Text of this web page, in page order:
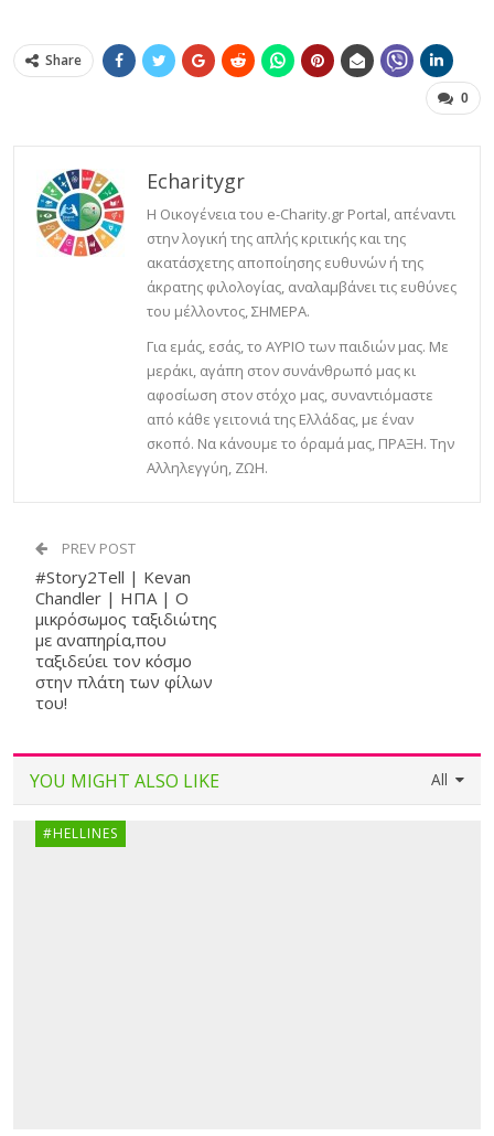
Share
0
Echaritygr
Η Οικογένεια του e-Charity.gr Portal, απέναντι
στην λογική της απλής κριτικής και της
ακατάσχετης αποποίησης ευθυνών ή της
άκρατης φιλολογίας, αναλαμβάνει τις ευθύνες
του μέλλοντος, ΣΗΜΕΡΑ.
Για εμάς, εσάς, το ΑΥΡΙΟ των παιδιών μας. Με
μεράκι, αγάπη στον συνάνθρωπό μας κι
αφοσίωση στον στόχο μας, συναντιόμαστε
από κάθε γειτονιά της Ελλάδας, με έναν
σκοπό. Να κάνουμε το όραμά μας, ΠΡΑΞΗ. Την
Αλληλεγγύη, ΖΩΗ.
PREV POST
#Story2Tell | Kevan
Chandler | ΗΠΑ | Ο
μικρόσωμος ταξιδιώτης
με αναπηρία,που
ταξιδεύει τον κόσμο
στην πλάτη των φίλων
του!
All
YOU MIGHT ALSO LIKE
#HELLINES